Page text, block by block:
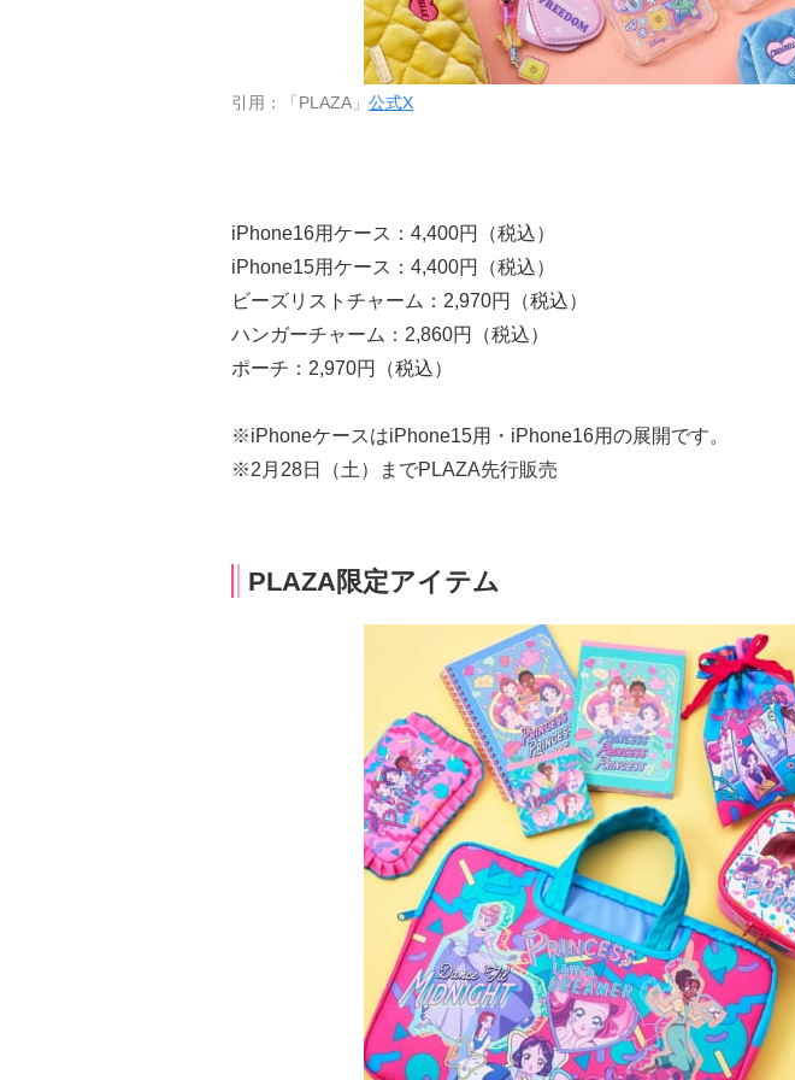
引用：「PLAZA」 公式X
iPhone16用ケース：4,400円（税込）
iPhone15用ケース：4,400円（税込）
ビーズリストチャーム：2,970円（税込）
ハンガーチャーム：2,860円（税込）
ポーチ：2,970円（税込）
※iPhoneケースはiPhone15用・iPhone16用の展開です。
※2月28日（土）までPLAZA先行販売
PLAZA限定アイテム